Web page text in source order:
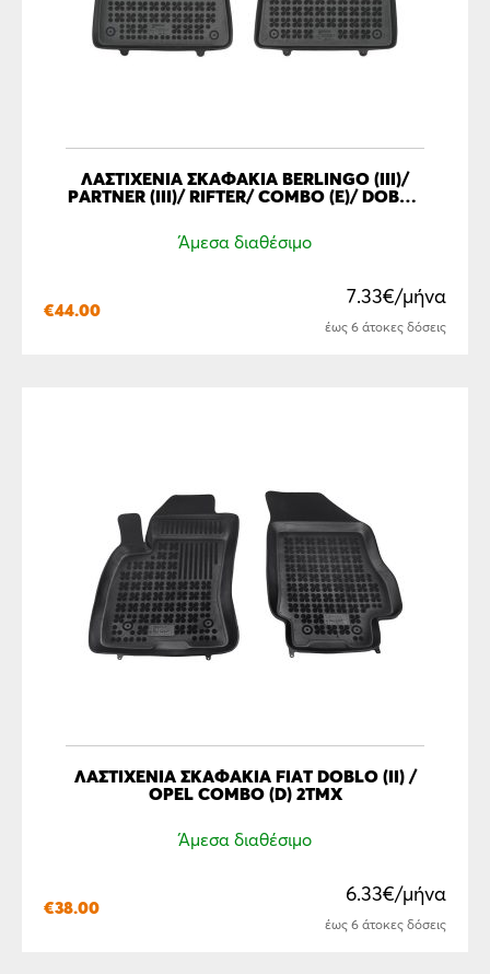
ΛΑΣΤΙΧΕΝΙΑ ΣΚΑΦΑΚΙΑ BERLINGO (III)/
PARTNER (III)/ RIFTER/ COMBO (E)/ DOBLO
Άμεσα διαθέσιμο
€44.00
7.33€/μήνα
έως 6 άτοκες δόσεις
ΛΑΣΤΙΧΕΝΙΑ ΣΚΑΦΑΚΙΑ FIAT DOBLO (II) /
OPEL COMBO (D) 2ΤΜΧ
Άμεσα διαθέσιμο
€38.00
6.33€/μήνα
έως 6 άτοκες δόσεις